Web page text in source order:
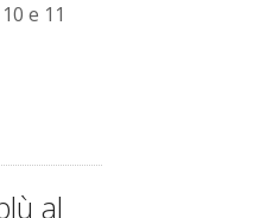
e 11
al